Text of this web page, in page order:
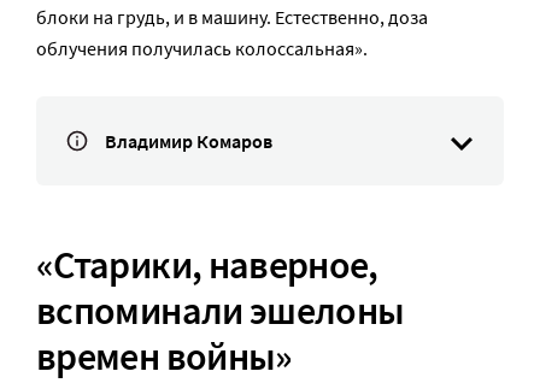
блоки на грудь, и в машину. Естественно, доза
облучения получилась колоссальная».
Владимир Комаров
«Старики, наверное,
вспоминали эшелоны
времен войны»